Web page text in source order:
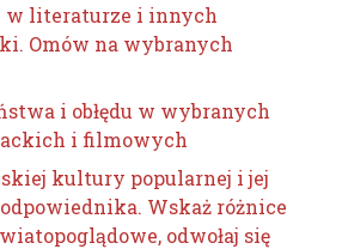
w literaturze i innych
Omów na wybranych
i obłędu w wybranych
i filmowych
kultury popularnej i jej
Wskaż różnice
odwołaj się